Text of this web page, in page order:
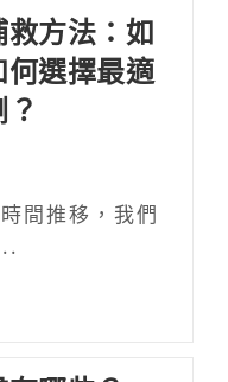
方法：如
選擇最適
間推移，我們